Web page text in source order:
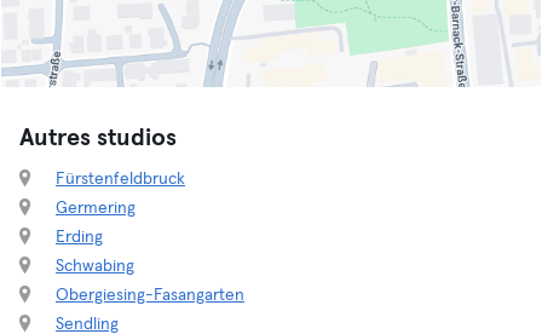
Autres studios
Fürstenfeldbruck
Germering
Erding
Schwabing
Obergiesing-Fasangarten
Sendling